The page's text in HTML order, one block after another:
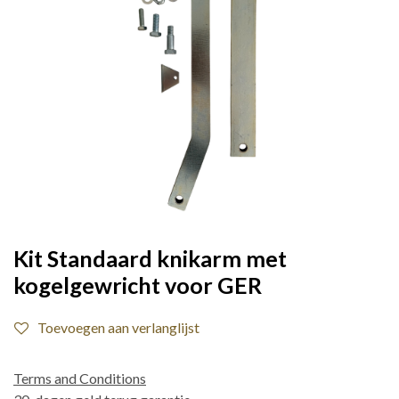
Kit Standaard knikarm met
kogelgewricht voor GER
Toevoegen aan verlanglijst
Terms and Conditions